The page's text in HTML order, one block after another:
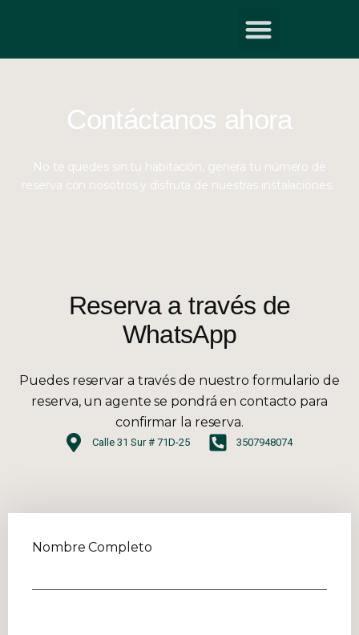
Contáctanos ahora
No te quedes sin tu habitación, genera tu número de
reserva con nosotros y disfruta de nuestras instalaciones.
Reserva a través de
WhatsApp
Puedes reservar a través de nuestro formulario de
reserva, un agente se pondrá en contacto para
confirmar la reserva.
Calle 31 Sur # 71D-25 3507948074
Nombre Completo